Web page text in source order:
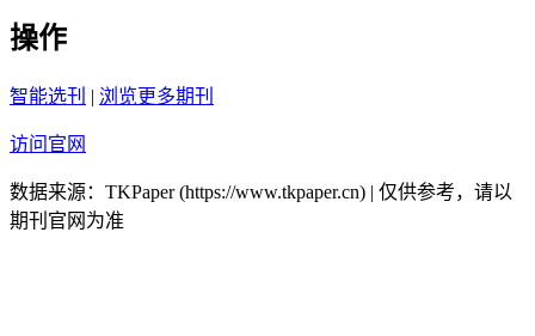
操作
智能选刊 | 浏览更多期刊
访问官网
数据来源：TKPaper (https://www.tkpaper.cn) | 仅供参考，请以
期刊官网为准